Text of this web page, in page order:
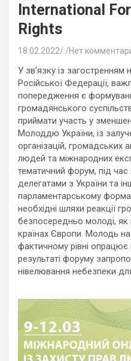
International
Rights
18.02.2022 Нет
У зв’язку із
Російської Федерації,
попередження є
громадянського
приймати участь у
Молоддю України, із
організацій, громадських
людей та міжнародних
тематичний форум, під час
делегатами з України та
парламентарському
необхідні шляхи реакції
безпосередньо молоді, як
країнах Європи. Молодь
фактичному рівні опрацює
результаті форуму
нівелювання небезпеки